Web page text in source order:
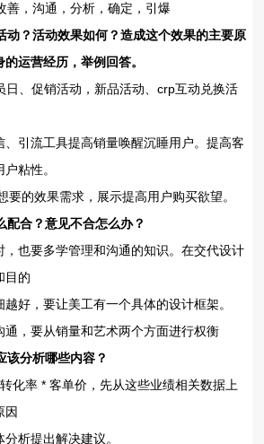
善，沟通，分析，确定，引爆
动？活动效果如何？造成这个效果的主要原
运营经历，举例回答。
日、促销活动，新品活动、crp互动兑换活
引流工具提高销量唤醒沉睡用户。提高客
粘性。
要的效果需求，展示提高用户购买欲望。
配合？意见不合怎么办？
，也要多学管理和沟通的知识。在交代设计
目的
好，要让美工有一个具体的设计框架。
通，要从销量和艺术两个方面进行权衡
该分析哪些内容？
化率 * 客单价，先从这些业绩相关数据上
因
析提出解决建议。